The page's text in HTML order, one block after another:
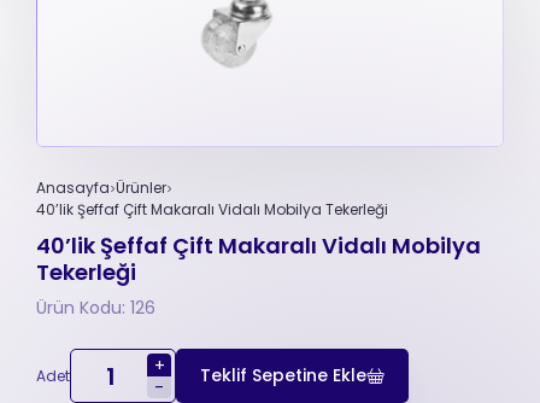
Anasayfa Ürünler
40’lik Şeffaf Çift Makaralı Vidalı Mobilya Tekerleği
40’lik Şeffaf Çift Makaralı Vidalı Mobilya
Tekerleği
Ürün Kodu: 126
Adet
+
-
Teklif Sepetine Ekle